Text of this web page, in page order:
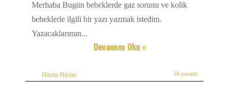
Merhaba Bugün bebeklerde gaz sorunu ve kolik
bebeklerle ilgili bir yazı yazmak istedim.
Yazacaklarımın...
Devamını Oku »
Hüzün Hüzün 38 yorum: